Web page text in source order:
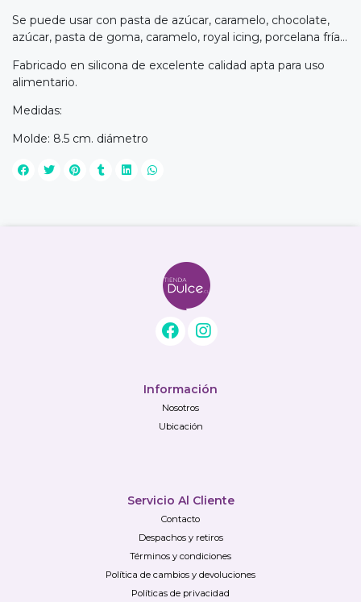
Se puede usar con pasta de azúcar, caramelo, chocolate,
azúcar, pasta de goma, caramelo, royal icing, porcelana fría...
Fabricado en silicona de excelente calidad apta para uso
alimentario.
Medidas:
Molde: 8.5 cm. diámetro
Información
Nosotros
Ubicación
Servicio Al Cliente
Contacto
Despachos y retiros
Términos y condiciones
Política de cambios y devoluciones
Políticas de privacidad